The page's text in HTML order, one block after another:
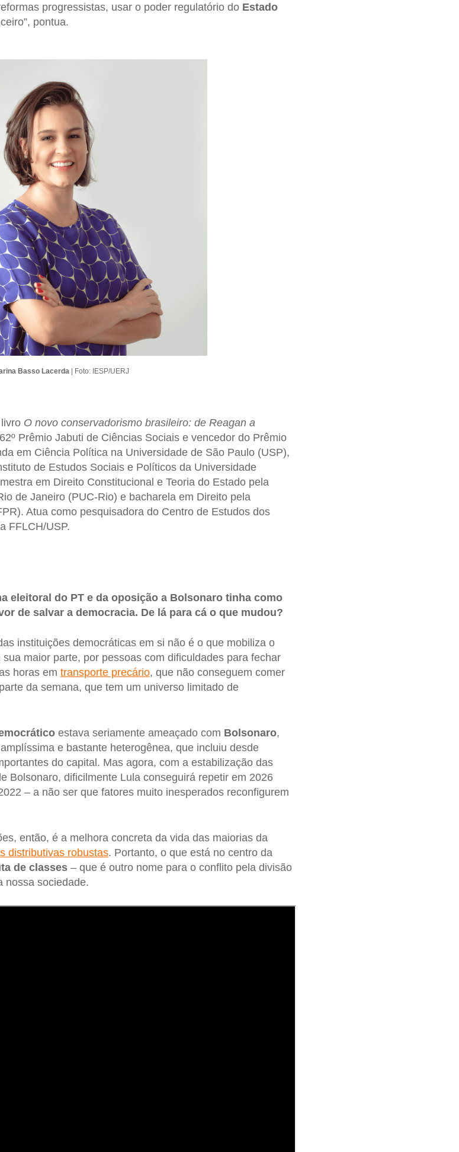
progressistas, usar o poder regulatório do Estado
pontua.
Basso Lacerda| Foto: IESP/UERJ
O novo conservadorismo brasileiro: de Reagan a
Prêmio Jabuti de Ciências Sociais e vencedor do Prêmio
em Ciência Política na Universidade de São Paulo (USP),
de Estudos Sociais e Políticos da Universidade
em Direito Constitucional e Teoria do Estado pela
de Janeiro (PUC-Rio) e bacharela em Direito pela
Atua como pesquisadora do Centro de Estudos dos
FFLCH/USP.
eleitoral do PT e da oposição a Bolsonaro tinha como
de salvar a democracia. De lá para cá o que mudou?
instituições democráticas em si não é o que mobiliza o
maior parte, por pessoas com dificuldades para fechar
horas em transporte precário, que não conseguem comer
da semana, que tem um universo limitado de
estava seriamente ameaçado com Bolsonaro,
e bastante heterogênea, que incluiu desde
do capital. Mas agora, com a estabilização das
Bolsonaro, dificilmente Lula conseguirá repetir em 2026
– a não ser que fatores muito inesperados reconfigurem
então, é a melhora concreta da vida das maiorias da
distributivas robustas. Portanto, o que está no centro da
de classes– que é outro nome para o conflito pela divisão
nossa sociedade.